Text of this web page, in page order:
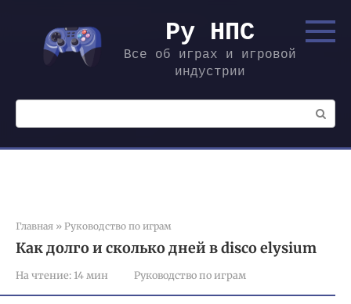
контенту
Ру НПС
Все об играх и игровой
индустрии
Поиск:
Главная » Руководство по играм
Как долго и сколько дней в disco elysium
На чтение: 14 мин Руководство по играм